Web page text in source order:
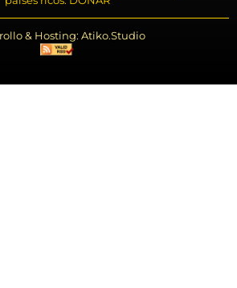
& Hosting: Atiko.Studio